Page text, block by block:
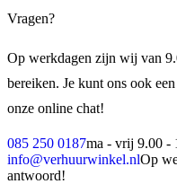
Vragen?
Op werkdagen zijn wij van
bereiken. Je kunt ons ook
onze online chat!
085 250 0187ma - vrij 9.00 -
info@verhuurwinkel.nlOp
antwoord!